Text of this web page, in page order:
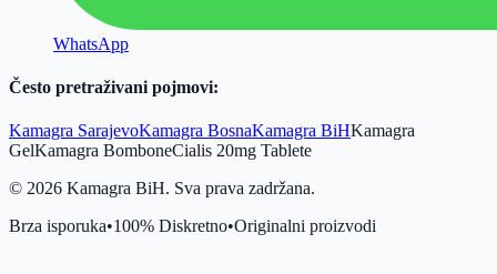
WhatsApp
Često pretraživani pojmovi:
Kamagra SarajevoKamagra BosnaKamagra BiHKamagra
GelKamagra BomboneCialis 20mg Tablete
© 2026 Kamagra BiH. Sva prava zadržana.
Brza isporuka•100% Diskretno•Originalni proizvodi